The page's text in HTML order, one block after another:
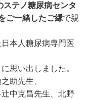
テノ糖尿病センタ
ご一緒したご縁で親
本人糖尿病専門医
思い出しました。
助先生、
中克昌先生、北野